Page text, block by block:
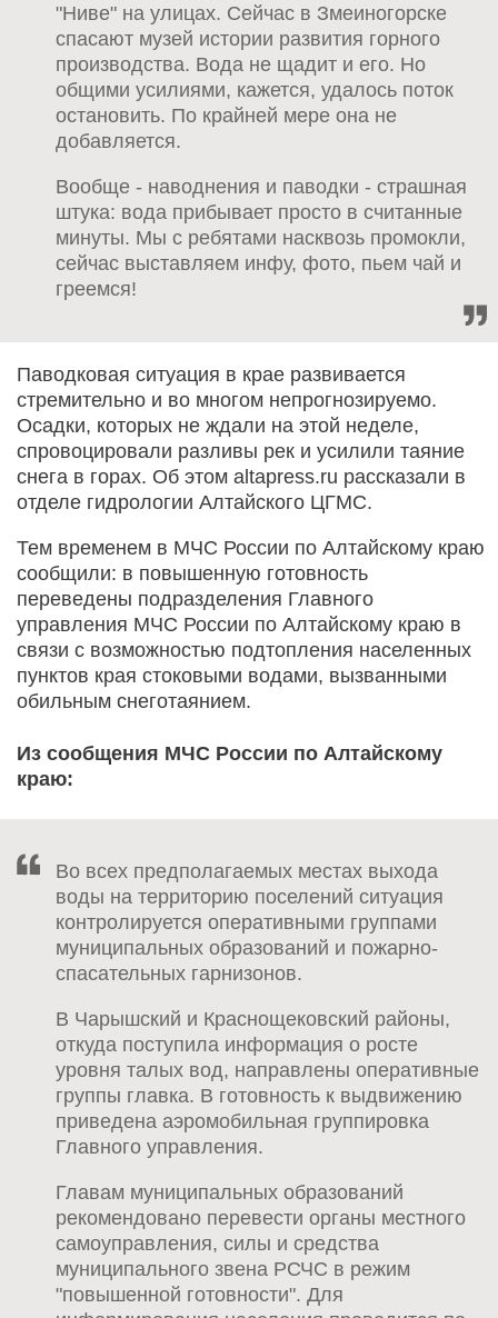
"Ниве" на улицах. Сейчас в Змеиногорске
спасают музей истории развития горного
производства. Вода не щадит и его. Но
общими усилиями, кажется, удалось поток
остановить. По крайней мере она не
добавляется.
Вообще - наводнения и паводки - страшная
штука: вода прибывает просто в считанные
минуты. Мы с ребятами насквозь промокли,
сейчас выставляем инфу, фото, пьем чай и
греемся!
Паводковая ситуация в крае развивается
стремительно и во многом непрогнозируемо.
Осадки, которых не ждали на этой неделе,
спровоцировали разливы рек и усилили таяние
снега в горах. Об этом altapress.ru рассказали в
отделе гидрологии Алтайского ЦГМС.
Тем временем в МЧС России по Алтайскому краю
сообщили: в повышенную готовность
переведены подразделения Главного
управления МЧС России по Алтайскому краю в
связи с возможностью подтопления населенных
пунктов края стоковыми водами, вызванными
обильным снеготаянием.
Из сообщения МЧС России по Алтайскому
краю:
Во всех предполагаемых местах выхода
воды на территорию поселений ситуация
контролируется оперативными группами
муниципальных образований и пожарно-
спасательных гарнизонов.
В Чарышский и Краснощековский районы,
откуда поступила информация о росте
уровня талых вод, направлены оперативные
группы главка. В готовность к выдвижению
приведена аэромобильная группировка
Главного управления.
Главам муниципальных образований
рекомендовано перевести органы местного
самоуправления, силы и средства
муниципального звена РСЧС в режим
"повышенной готовности". Для